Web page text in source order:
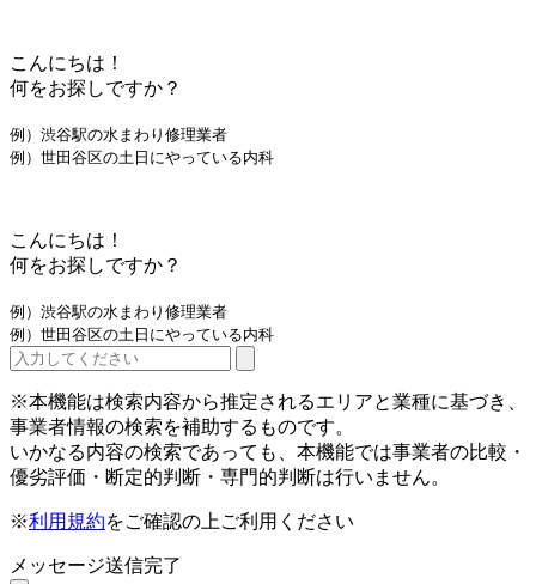
こんにちは！
何をお探しですか？
例）渋谷駅の水まわり修理業者
例）世田谷区の土日にやっている内科
こんにちは！
何をお探しですか？
例）渋谷駅の水まわり修理業者
例）世田谷区の土日にやっている内科
※本機能は検索内容から推定されるエリアと業種に基づき、
事業者情報の検索を補助するものです。
いかなる内容の検索であっても、本機能では事業者の比較・
優劣評価・断定的判断・専門的判断は行いません。
※利用規約をご確認の上ご利用ください
メッセージ送信完了